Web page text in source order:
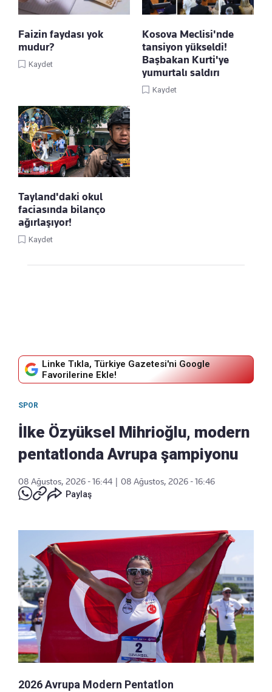
Faizin faydası yok
mudur?
Kaydet
Kosova Meclisi'nde
tansiyon yükseldi!
Başbakan Kurti'ye
yumurtalı saldırı
Kaydet
Tayland'daki okul
faciasında bilanço
ağırlaşıyor!
Kaydet
Linke Tıkla, Türkiye Gazetesi'ni Google
Favorilerine Ekle!
SPOR
İlke Özyüksel Mihrioğlu, modern
pentatlonda Avrupa şampiyonu
08 Ağustos, 2026 - 16:44 | 08 Ağustos, 2026 - 16:46
Paylaş
2026 Avrupa Modern Pentatlon